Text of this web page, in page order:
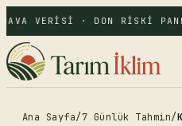
VERISI · DON RISKI
Ana Sayfa/7 Günlük Tahmin/